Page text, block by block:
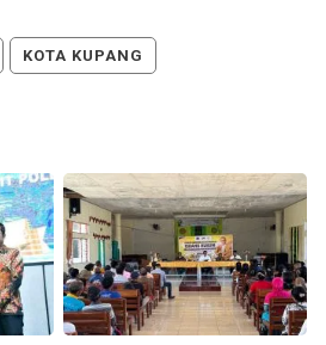
KOTA KUPANG